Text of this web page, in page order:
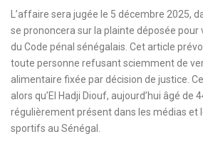
L’affaire sera jugée le 5 décembre 2025,
se prononcera sur la plainte déposée pour
du Code pénal sénégalais. Cet article
toute personne refusant sciemment de
alimentaire fixée par décision de justice.
alors qu’El Hadji Diouf, aujourd’hui âgé de
régulièrement présent dans les médias et
sportifs au Sénégal.